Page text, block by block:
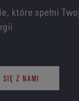
które spełni
SIĘ Z NAMI